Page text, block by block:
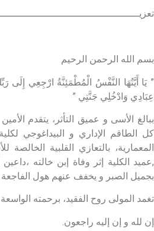
بسم الله الرحمن الرحيم
” يَا أَيَّتُهَا النَّفْسُ الْمُطْمَئِنَّةُ ارْجِعِي
عِبَادِي وَادْخُلِي جَنَّتِي ”
ببالغ الأسى و عميق التأثر، يتقدم
كل الطاقم الإداري و البيداغوجي
المعمارية، بالتعازي القلبية
,عميد الكلية إثر وفاة إبن خالته
بجميل الصبر و يخفف عنهم هول الفاجعة
تغمد المولى روح الفقيد، برحمته
إن لله و إن إليه راجعون.